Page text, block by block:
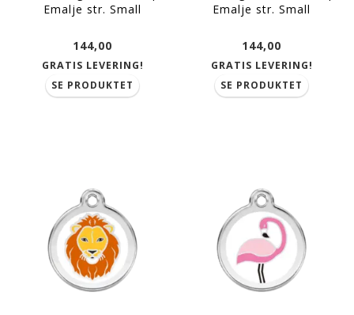
Emalje str. Small
144,00
GRATIS LEVERING!
SE PRODUKTET
Emalje str. Small
144,00
GRATIS LEVERING!
SE PRODUKTET